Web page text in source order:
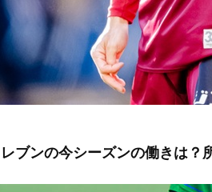
ブンの今シーズンの働きは？